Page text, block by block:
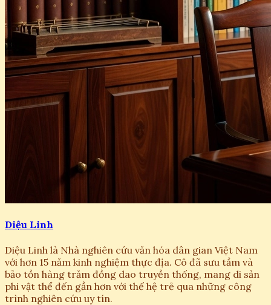
Diệu Linh
Diệu Linh là Nhà nghiên cứu văn hóa dân gian Việt Nam
với hơn 15 năm kinh nghiệm thực địa. Cô đã sưu tầm và
bảo tồn hàng trăm đồng dao truyền thống, mang di sản
phi vật thể đến gần hơn với thế hệ trẻ qua những công
trình nghiên cứu uy tín.